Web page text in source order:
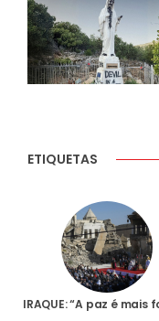
ETIQUETAS